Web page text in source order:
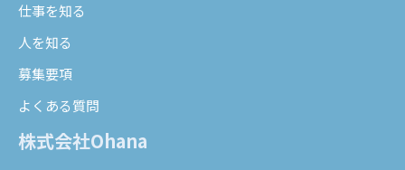
仕事を知る
人を知る
募集要項
よくある質問
株式会社Ohana